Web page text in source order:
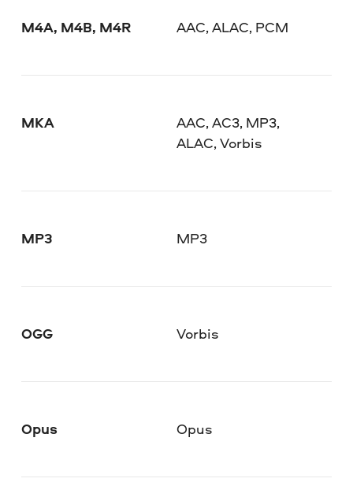
M4A, M4B, M4R AAC, ALAC, PCM
MKA
AAC, AC3, MP3,
ALAC, Vorbis
MP3 MP3
OGG Vorbis
Opus Opus